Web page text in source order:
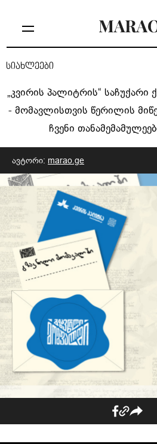
სიახლეები
„კვირის პალიტრის“ საჩუქარი
- მომავლისთვის წერილის
ჩვენი
ავტორი: marao.ge